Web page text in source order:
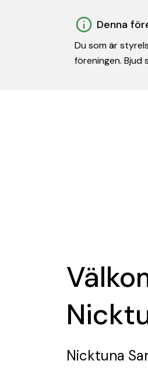
Denna
Du som är
föreningen. Bjud
Nicktuna